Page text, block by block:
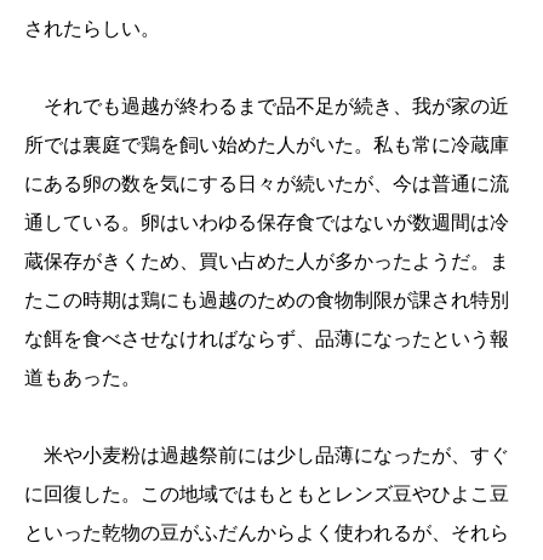
されたらしい。
それでも過越が終わるまで品不足が続き、我が家の近
所では裏庭で鶏を飼い始めた人がいた。私も常に冷蔵庫
にある卵の数を気にする日々が続いたが、今は普通に流
通している。卵はいわゆる保存食ではないが数週間は冷
蔵保存がきくため、買い占めた人が多かったようだ。ま
たこの時期は鶏にも過越のための食物制限が課され特別
な餌を食べさせなければならず、品薄になったという報
道もあった。
米や小麦粉は過越祭前には少し品薄になったが、すぐ
に回復した。この地域ではもともとレンズ豆やひよこ豆
といった乾物の豆がふだんからよく使われるが、それら